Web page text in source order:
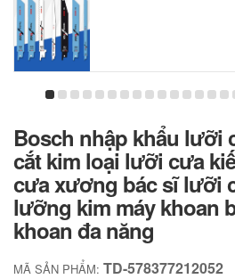
Bosch nhập khẩu lưỡi
cắt kim loại lưỡi cưa
cưa xương bác sĩ lưỡi
lưỡng kim máy khoan
khoan đa năng
MÃ SẢN PHẨM: TD-578377212052